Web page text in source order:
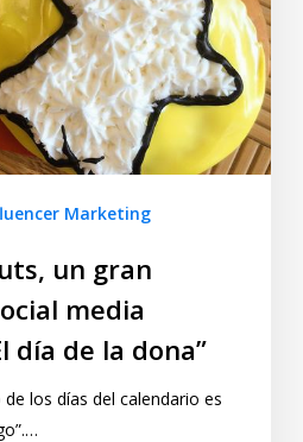
Marketing
un gran
media
día de la dona”
los días del calendario es